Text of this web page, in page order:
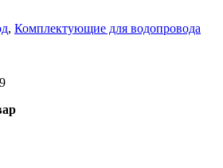
, Комплектующие для водопровода